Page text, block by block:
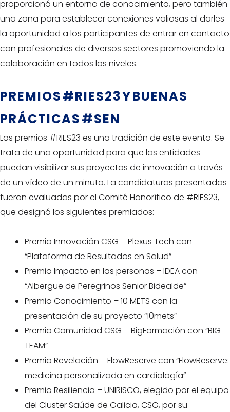
proporcionó un entorno de conocimiento, pero también
una zona para establecer conexiones valiosas al darles
la oportunidad a los participantes de entrar en contacto
con profesionales de diversos sectores promoviendo la
colaboración en todos los niveles.
PREMIOS #RIES23 Y BUENAS
PRÁCTICAS #SEN
Los premios #RIES23 es una tradición de este evento. Se
trata de una oportunidad para que las entidades
puedan visibilizar sus proyectos de innovación a través
de un vídeo de un minuto. La candidaturas presentadas
fueron evaluadas por el Comité Honorífico de #RIES23,
que designó los siguientes premiados:
Premio Innovación CSG – Plexus Tech con
“Plataforma de Resultados en Salud”
Premio Impacto en las personas – IDEA con
“Albergue de Peregrinos Senior Bidealde”
Premio Conocimiento – 10 METS con la
presentación de su proyecto “10mets”
Premio Comunidad CSG – BigFormación con “BIG
TEAM”
Premio Revelación – FlowReserve con “FlowReserve:
medicina personalizada en cardiología”
Premio Resiliencia – UNIRISCO, elegido por el equipo
del Cluster Saúde de Galicia, CSG, por su